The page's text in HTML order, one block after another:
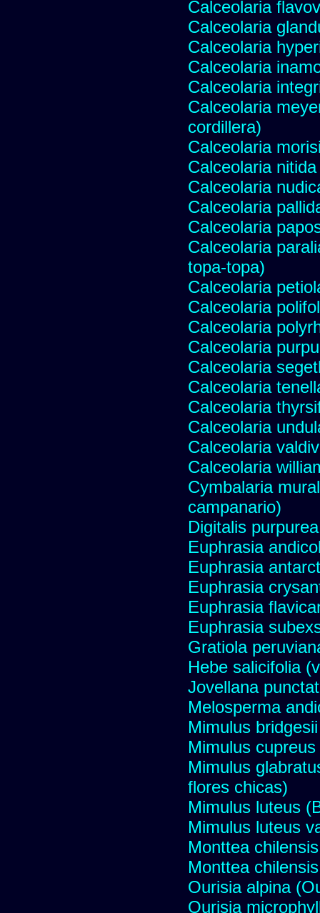
Calceolaria
Calceolaria
Calceolaria
Calceolaria
Calceolaria
Calceolaria
cordillera)
Calceolaria
Calceolaria nitida
Calceolaria
Calceolaria
Calceolaria
Calceolaria
topa-topa)
Calceolaria
Calceolaria
Calceolaria
Calceolaria
Calceolaria
Calceolaria
Calceolaria
Calceolaria
Calceolaria
Calceolaria
Cymbalaria
campanario)
Digitalis
Euphrasia
Euphrasia
Euphrasia
Euphrasia
Euphrasia
Gratiola
Hebe salicifolia
Jovellana
Melosperma
Mimulus bridgesii
Mimulus
Mimulus
flores chicas)
Mimulus luteus
Mimulus luteus
Monttea
Monttea
Ourisia alpina
Ourisia